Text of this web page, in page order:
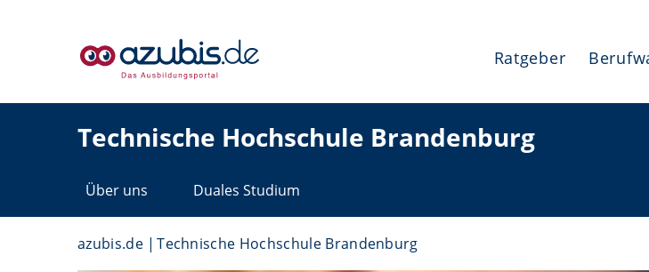
Ratgeber
Technische Hochschule Brandenburg
Über uns Duales Studium
azubis.de Technische Hochschule Brandenburg